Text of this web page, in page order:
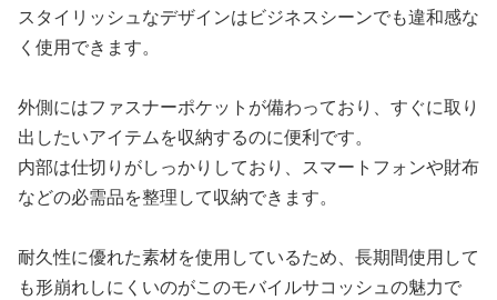
スタイリッシュなデザインはビジネスシーンでも違和感な
く使用できます。
外側にはファスナーポケットが備わっており、すぐに取り
出したいアイテムを収納するのに便利です。
内部は仕切りがしっかりしており、スマートフォンや財布
などの必需品を整理して収納できます。
耐久性に優れた素材を使用しているため、長期間使用して
も形崩れしにくいのがこのモバイルサコッシュの魅力で